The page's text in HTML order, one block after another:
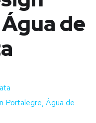
de
Portalegre, Água de